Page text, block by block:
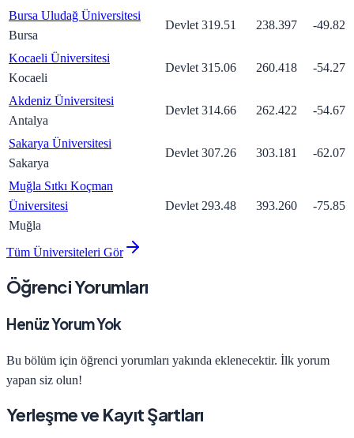
Bursa Uludağ Üniversitesi
Bursa
Devlet 319.51 238.397 -49.82
Kocaeli Üniversitesi
Kocaeli
Devlet 315.06 260.418 -54.27
Akdeniz Üniversitesi
Antalya
Devlet 314.66 262.422 -54.67
Sakarya Üniversitesi
Sakarya
Devlet 307.26 303.181 -62.07
Muğla Sıtkı Koçman
Üniversitesi
Muğla
Devlet 293.48 393.260 -75.85
Tüm Üniversiteleri Gör
Öğrenci Yorumları
Henüz Yorum Yok
Bu bölüm için öğrenci yorumları yakında eklenecektir. İlk yorum
yapan siz olun!
Yerleşme ve Kayıt Şartları